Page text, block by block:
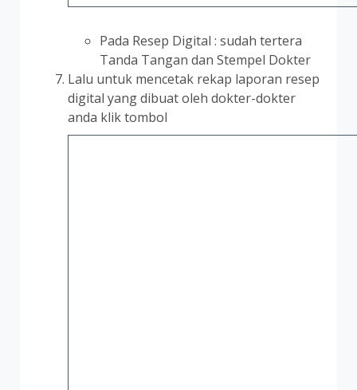
Pada Resep Digital : sudah tertera
Tanda Tangan dan Stempel Dokter
Lalu untuk mencetak rekap laporan resep
digital yang dibuat oleh dokter-dokter
anda klik tombol